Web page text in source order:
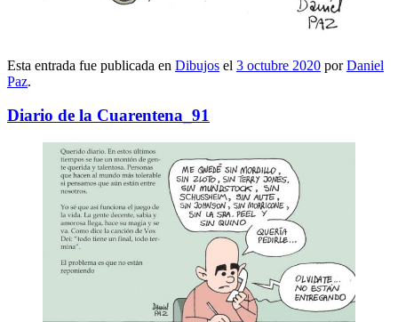
Esta entrada fue publicada en Dibujos el 3 octubre 2020 porDaniel
Paz.
Diario de la Cuarentena_91